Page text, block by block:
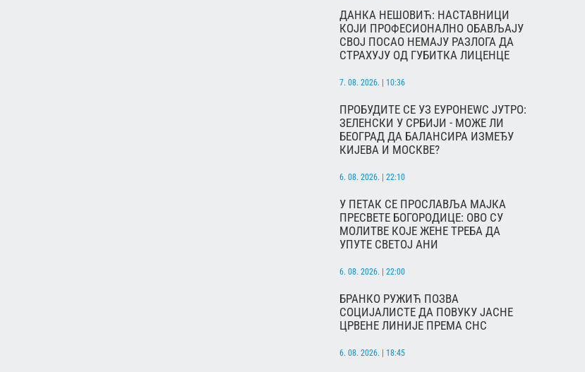
ДАНКА НЕШОВИЋ: НАСТАВНИЦИ
КОЈИ ПРОФЕСИОНАЛНО ОБАВЉАЈУ
СВОЈ ПОСАО НЕМАЈУ РАЗЛОГА ДА
СТРАХУЈУ ОД ГУБИТКА ЛИЦЕНЦЕ
7. 08. 2026. | 10:36
ПРОБУДИТЕ СЕ УЗ ЕУРОНЕWС ЈУТРО:
ЗЕЛЕНСКИ У СРБИЈИ - МОЖЕ ЛИ
БЕОГРАД ДА БАЛАНСИРА ИЗМЕЂУ
КИЈЕВА И МОСКВЕ?
6. 08. 2026. | 22:10
У ПЕТАК СЕ ПРОСЛАВЉА МАЈКА
ПРЕСВЕТЕ БОГОРОДИЦЕ: ОВО СУ
МОЛИТВЕ КОЈЕ ЖЕНЕ ТРЕБА ДА
УПУТЕ СВЕТОЈ АНИ
6. 08. 2026. | 22:00
БРАНКО РУЖИЋ ПОЗВА
СОЦИЈАЛИСТЕ ДА ПОВУКУ ЈАСНЕ
ЦРВЕНЕ ЛИНИЈЕ ПРЕМА СНС
6. 08. 2026. | 18:45